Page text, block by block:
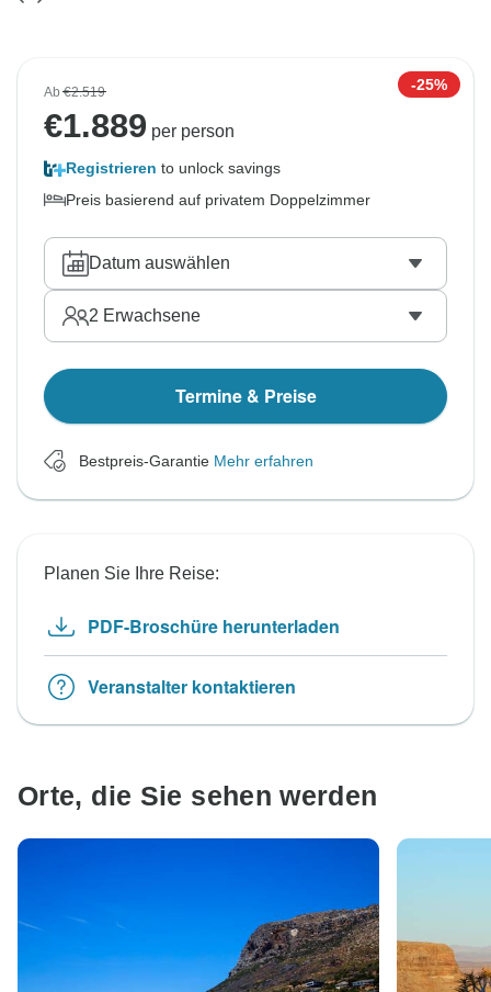
Ab€2.519 -25%
€1.889 per person
Registrieren to unlock savings
Preis basierend auf privatem Doppelzimmer
Datum auswählen
2 Erwachsene
Termine & Preise
Bestpreis-Garantie Mehr erfahren
Planen Sie Ihre Reise:
PDF-Broschüre herunterladen
Veranstalter kontaktieren
Orte, die Sie sehen werden